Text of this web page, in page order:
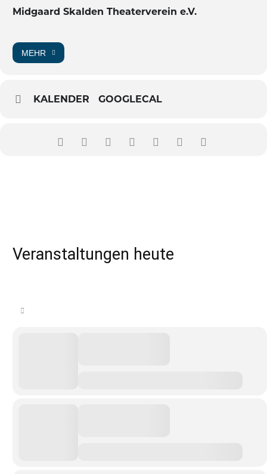
Midgaard Skalden Theaterverein e.V.
MEHR
KALENDER GOOGLECAL
Veranstaltungen heute